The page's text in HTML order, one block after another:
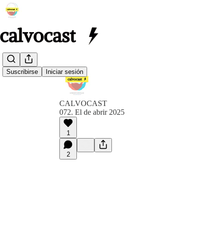
Suscribirse Iniciar sesión
CALVOCAST
072. El de abrir 2025
1
2